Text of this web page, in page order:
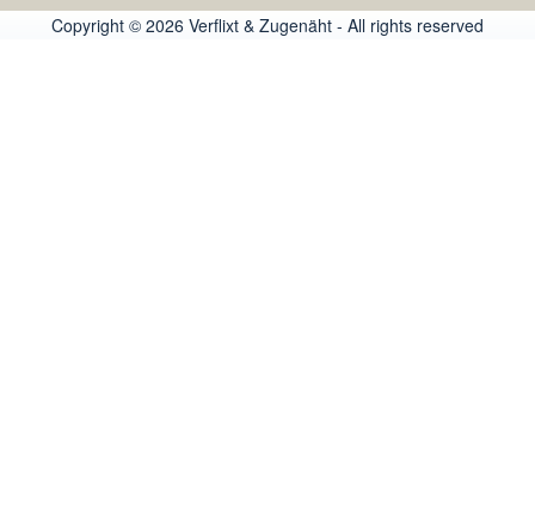
Copyright © 2026 Verflixt & Zugenäht - All rights reserved